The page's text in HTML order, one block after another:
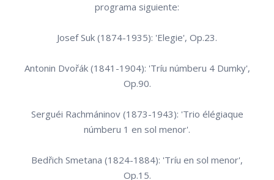
programa siguiente:
Josef Suk (1874-1935): 'Elegie', Op.23.
Antonin Dvořák (1841-1904): 'Tríu númberu 4 Dumky',
Op.90.
Serguéi Rachmáninov (1873-1943): 'Trio élégiaque
númberu 1 en sol menor'.
Bedřich Smetana (1824-1884): 'Tríu en sol menor',
Op.15.